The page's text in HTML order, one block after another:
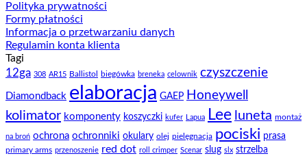
Polityka prywatności
Formy płatności
Informacja o przetwarzaniu danych
Regulamin konta klienta
Tagi
12ga 308 AR15 Ballistol biegówka breneka celownik czyszczenie
Diamondback elaboracja GAEP Honeywell
kolimator komponenty koszyczki kufer Lapua Lee luneta montaż
na broń ochrona ochronniki okulary olej pielęgnacja pociski prasa
primary arms przenoszenie red dot roll crimper Scenar slug slx strzelba